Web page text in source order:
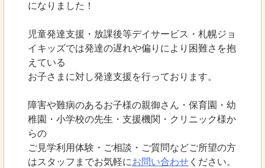
になりました！
児童発達支援・放課後等デイサービス・札幌ジョ
イキッズでは発達の遅れや偏りにより困難さを抱
えている
お子さまに対し発達支援を行っております。
障害や難病のあるお子様の親御さん・保育園・幼
稚園・小学校の先生・支援機関・クリニック様か
らの
ご見学利用体験・ご相談・ご質問などご所望の方
はスタッフまでお気軽にお問い合わせ ください。